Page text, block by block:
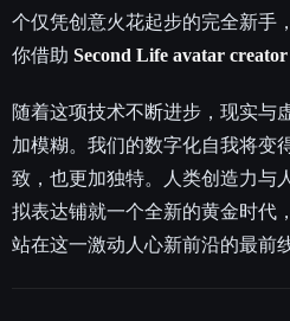
个仅凭创意火花起步的完全新手
你借助 Second Life avatar creator
随着这项技术不断进步，现实与
加模糊。我们的数字化自我将变
致，也更加独特。人类创造力与
拟表达铺就一个全新的黄金时代
站在这一激动人心新前沿的最前线